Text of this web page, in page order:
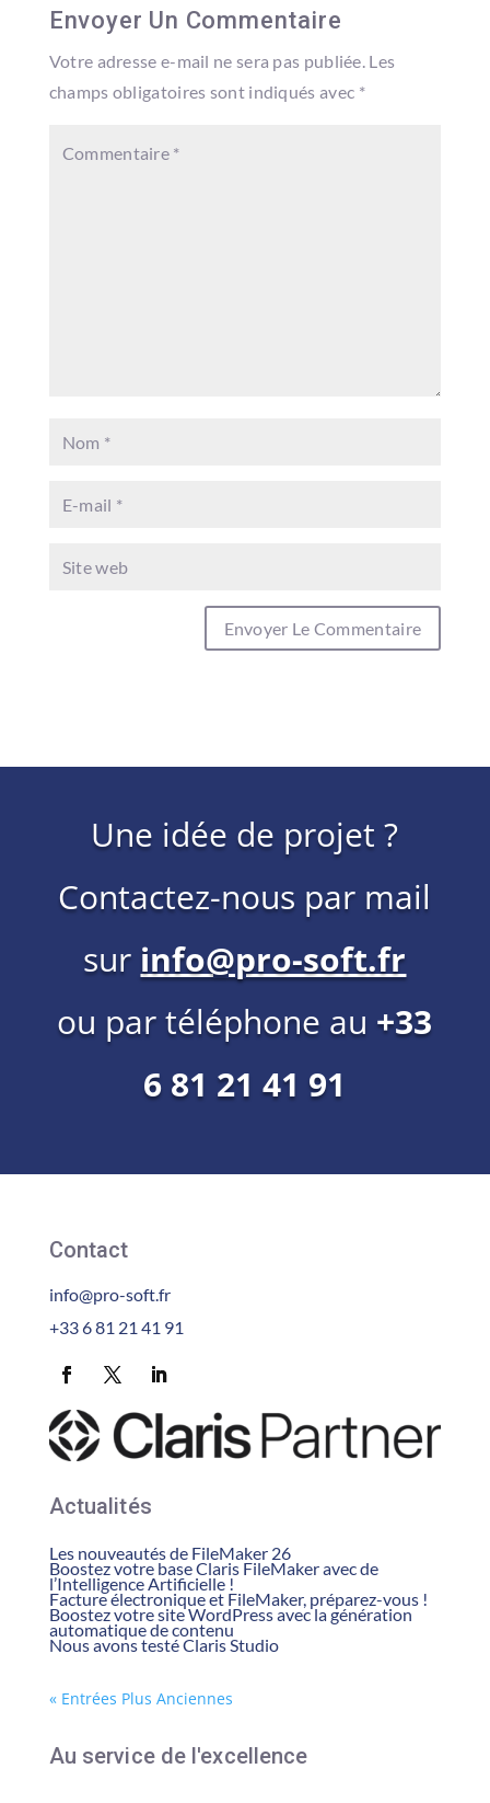
Envoyer Un Commentaire
Votre adresse e-mail ne sera pas publiée. Les
champs obligatoires sont indiqués avec *
Une idée de projet ?
Contactez-nous par mail
sur info@pro-soft.fr
ou par téléphone au +33
6 81 21 41 91
Contact
info@pro-soft.fr
+33 6 81 21 41 91
Actualités
Les nouveautés de FileMaker 26
Boostez votre base Claris FileMaker avec de
l’Intelligence Artificielle !
Facture électronique et FileMaker, préparez-vous !
Boostez votre site WordPress avec la génération
automatique de contenu
Nous avons testé Claris Studio
« Entrées Plus Anciennes
Au service de l'excellence